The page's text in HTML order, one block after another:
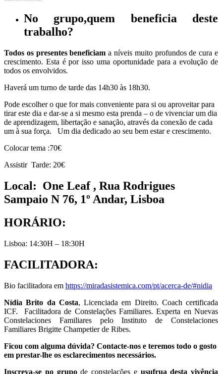
No grupo,quem beneficia deste
trabalho?
Todos os presentes beneficiam a níveis muito profundos de cura e
crescimento. Esta é por isso uma oportunidade para a evolução de
todos os envolvidos.
Haverá um turno de tarde das 14h30 às 18h30.
Pode escolher o que for mais conveniente para si ou aproveitar para
tirar este dia e dar-se a si mesmo esta prenda – o de vivenciar um dia
de aprendizagem, libertação e sanação, através da conexão de cada
um à sua força. Um dia dedicado ao seu bem estar e crescimento.
Colocar tema :70€
Assistir Tarde: 20€
Local: One Leaf , Rua Rodrigues
Sampaio N 76, 1º Andar, Lisboa
HORÁRIO:
Lisboa: 14:30H – 18:30H
FACILITADORA:
Bio facilitadora em https://miradasistemica.com/pt/acerca-de/#nidia
Nídia Brito da Costa, Licenciada em Direito. Coach certificada
ICF. Facilitadora de Constelações Familiares. Experta en Nuevas
Constelaciones Familiares pelo Instituto de Constelaciones
Familiares Brigitte Champetier de Ribes.
Ficou com alguma dúvida? Contacte-nos e teremos todo o gosto
em prestar-lhe os esclarecimentos necessários.
Inscreva-se no grupode constelações e usufrua desta vivência